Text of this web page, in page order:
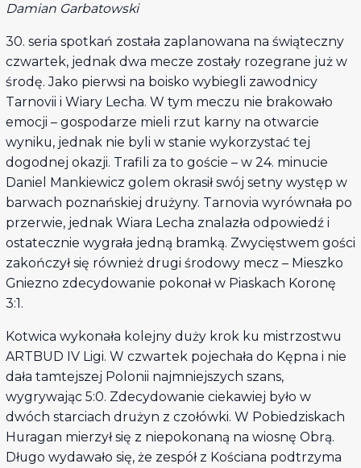
Damian Garbatowski
30. seria spotkań została zaplanowana na świąteczny
czwartek, jednak dwa mecze zostały rozegrane już w
środę. Jako pierwsi na boisko wybiegli zawodnicy
Tarnovii i Wiary Lecha. W tym meczu nie brakowało
emocji – gospodarze mieli rzut karny na otwarcie
wyniku, jednak nie byli w stanie wykorzystać tej
dogodnej okazji. Trafili za to goście – w 24. minucie
Daniel Mankiewicz golem okrasił swój setny występ w
barwach poznańskiej drużyny. Tarnovia wyrównała po
przerwie, jednak Wiara Lecha znalazła odpowiedź i
ostatecznie wygrała jedną bramką. Zwycięstwem gości
zakończył się również drugi środowy mecz – Mieszko
Gniezno zdecydowanie pokonał w Piaskach Koronę
3:1.
Kotwica wykonała kolejny duży krok ku mistrzostwu
ARTBUD IV Ligi. W czwartek pojechała do Kępna i nie
dała tamtejszej Polonii najmniejszych szans,
wygrywając 5:0. Zdecydowanie ciekawiej było w
dwóch starciach drużyn z czołówki. W Pobiedziskach
Huragan mierzył się z niepokonaną na wiosnę Obrą.
Długo wydawało się, że zespół z Kościana podtrzyma